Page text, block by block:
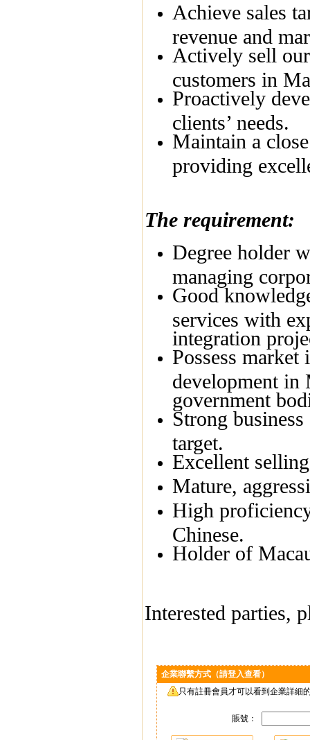
Achieve sales
revenue and
Actively sell
customers in
Proactively
clients’ needs.
Maintain a
providing
The requirement:
Degree holder
managing
Good
services with
integration
Possess
development in
government
Strong
target.
Excellent
Mature,
High
Chinese.
Holder of
Interested parties,
企業聯繫方式（請登入查看）
只有註冊會員才可以看到企業詳細
賬號：